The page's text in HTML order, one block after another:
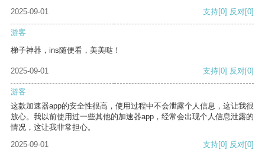
2025-09-01
支持[0] 反对[0]
游客
梯子神器，ins随便看，美美哒！
2025-09-01 支持[0] 反对[0]
游客
这款加速器app的安全性很高，使用过程中不会泄露个人信息，这让我很
放心。我以前使用过一些其他的加速器app，经常会出现个人信息泄露的
情况，这让我非常担心。
2025-09-01
支持[0] 反对[0]